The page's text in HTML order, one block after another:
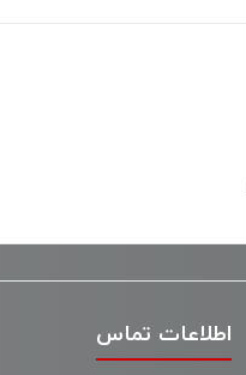
اطلاعات تماس